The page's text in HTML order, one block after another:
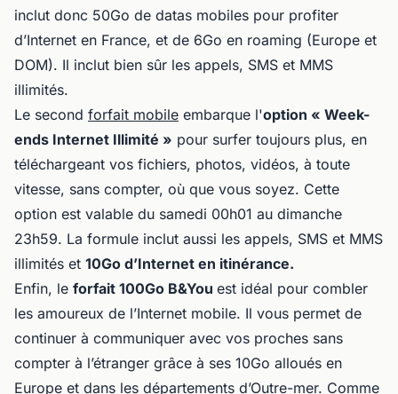
inclut donc 50Go de datas mobiles pour profiter
d’Internet en France, et de 6Go en roaming (Europe et
DOM). Il inclut bien sûr les appels, SMS et MMS
illimités.
Le second forfait mobile embarque l'option « Week-
ends Internet Illimité » pour surfer toujours plus, en
téléchargeant vos fichiers, photos, vidéos, à toute
vitesse, sans compter, où que vous soyez. Cette
option est valable du samedi 00h01 au dimanche
23h59. La formule inclut aussi les appels, SMS et MMS
illimités et 10Go d’Internet en itinérance.
Enfin, le forfait 100Go B&You est idéal pour combler
les amoureux de l’Internet mobile. Il vous permet de
continuer à communiquer avec vos proches sans
compter à l’étranger grâce à ses 10Go alloués en
Europe et dans les départements d’Outre-mer. Comme